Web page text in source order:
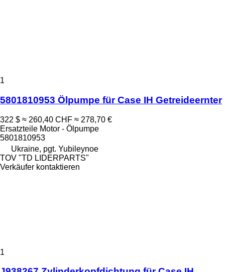
1
5801810953 Ölpumpe für Case IH Getreideernter
322 $ ≈ 260,40 CHF ≈ 278,70 €
Ersatzteile Motor - Ölpumpe
5801810953
Ukraine, pgt. Yubileynoe
TOV "TD LIDERPARTS"
Verkäufer kontaktieren
1